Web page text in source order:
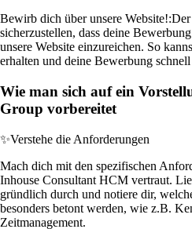
Bewirb dich über unsere Website!:Der
sicherzustellen, dass deine
unsere Website einzureichen. So
erhalten und deine Bewerbung
Wie man sich auf ein
Group vorbereitet
✨Verstehe die Anforderungen
Mach dich mit den spezifischen
Inhouse Consultant HCM vertraut.
gründlich durch und notiere dir,
besonders betont werden, wie z.B.
Zeitmanagement.